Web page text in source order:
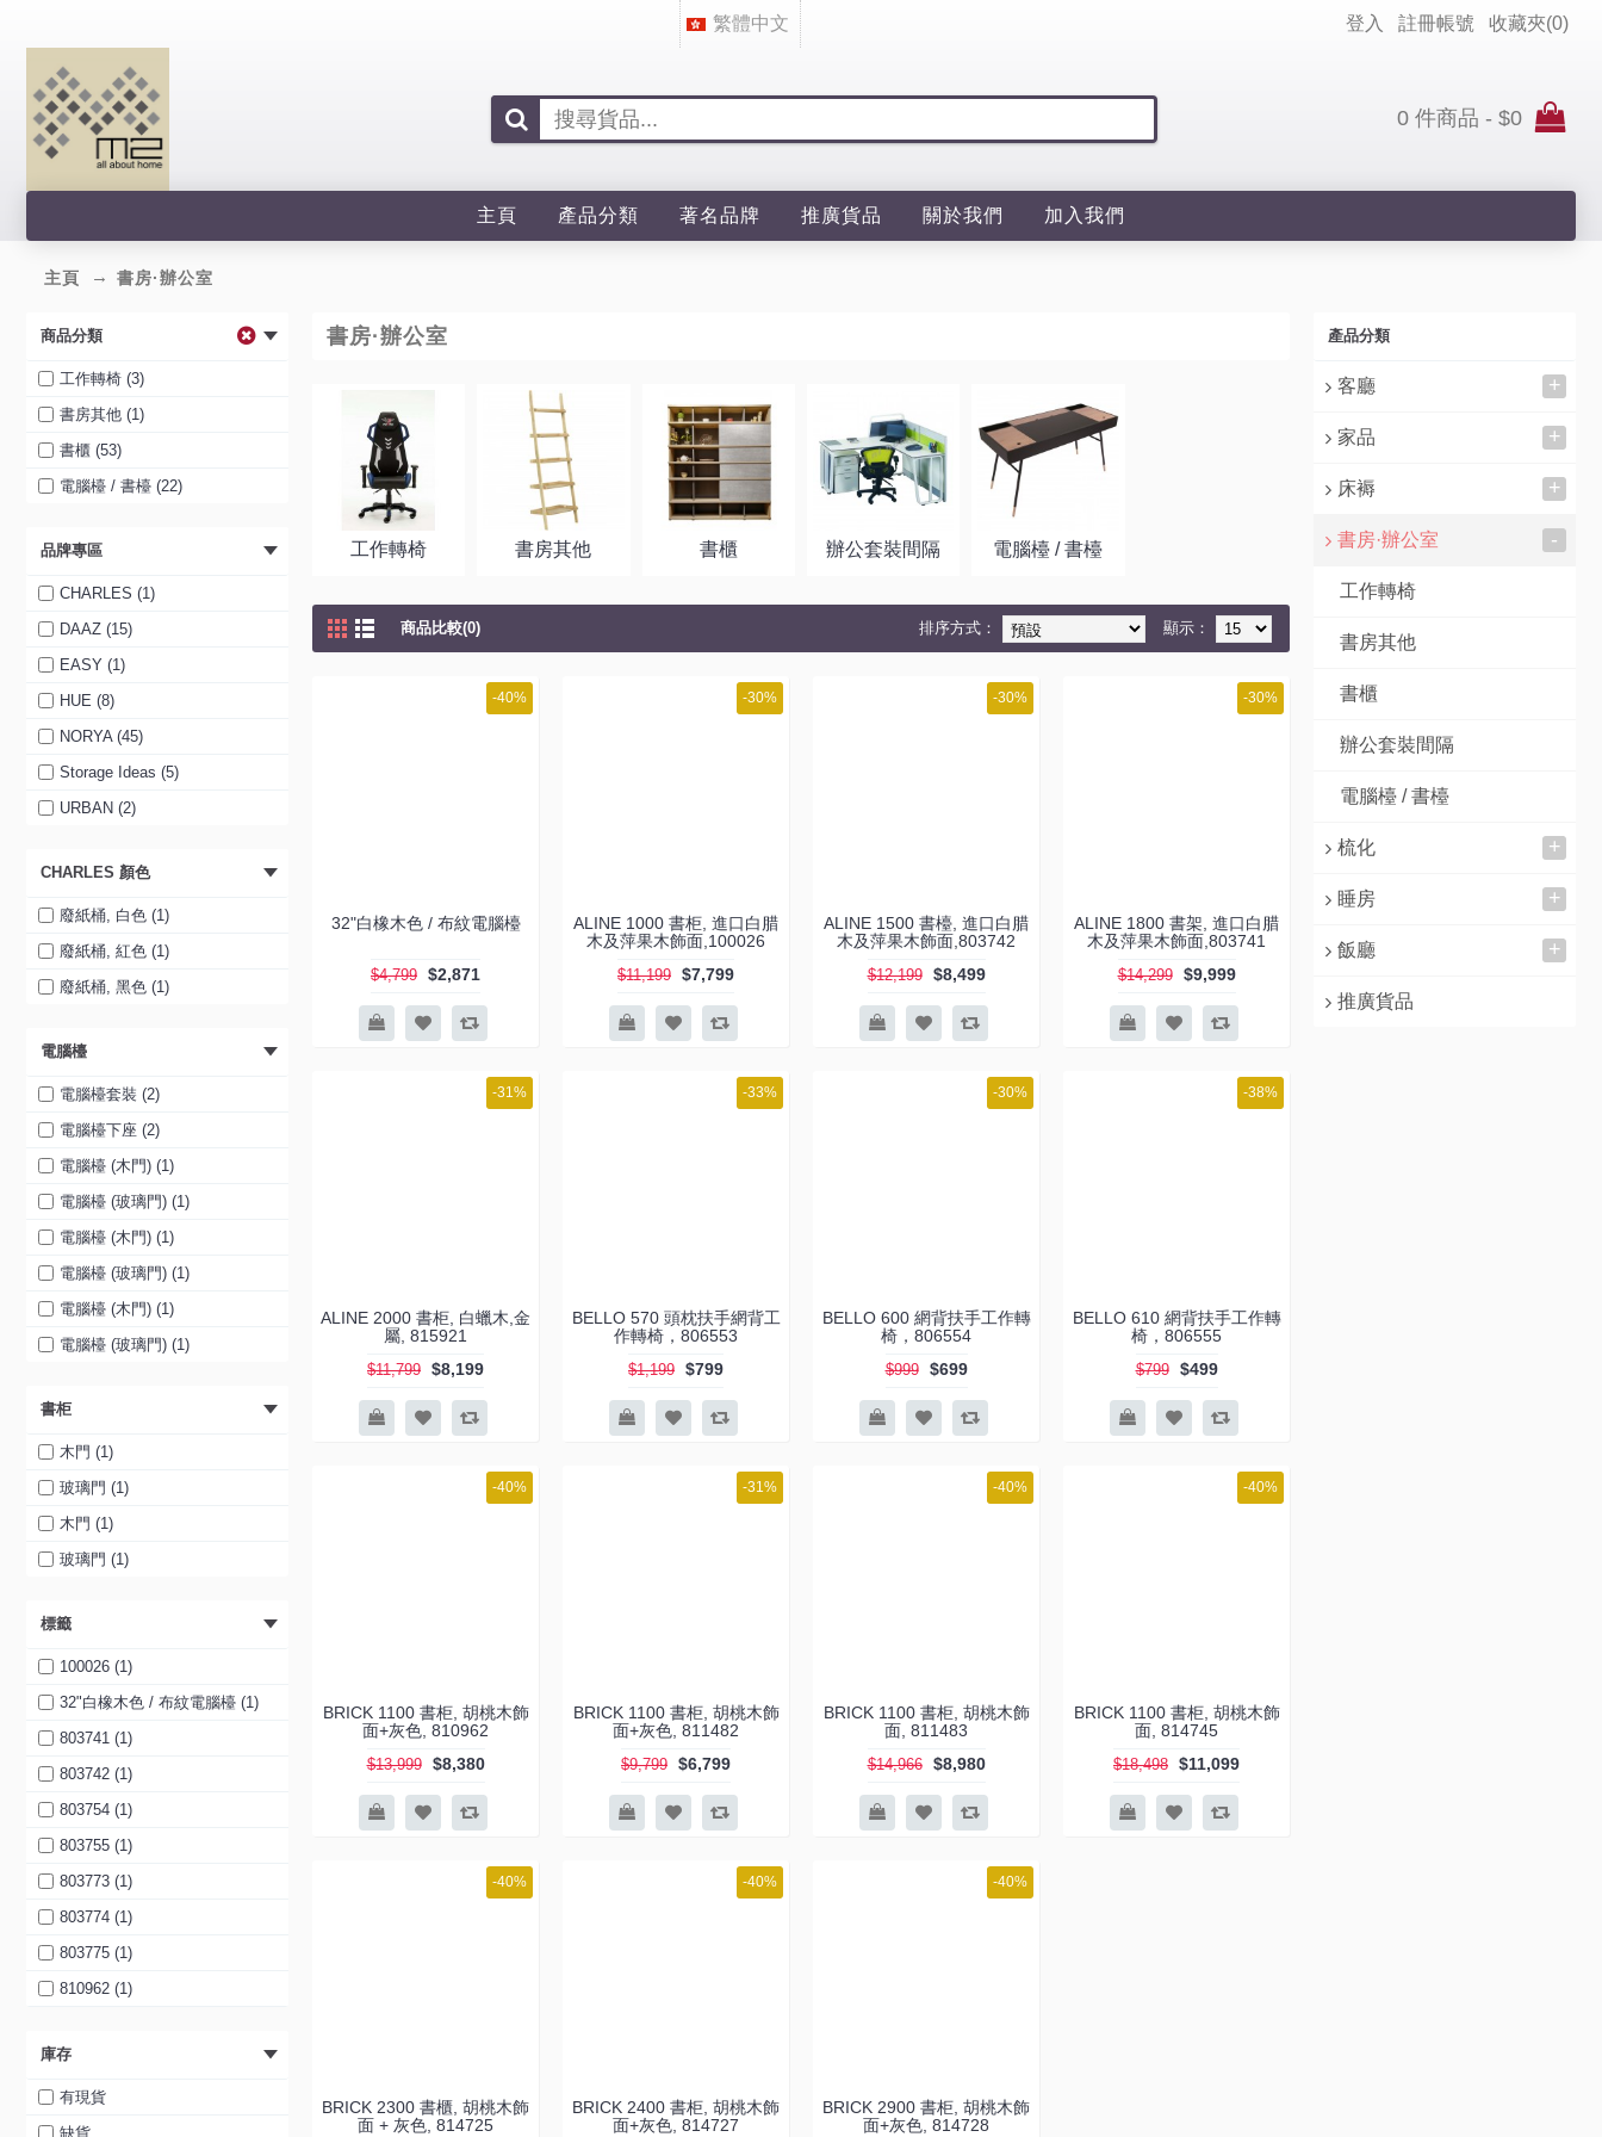
繁體中文 登入 註冊帳號 收藏夾(0)
0 件商品 - $0
主頁 產品分類 著名品牌 推廣貨品 關於我們 加入我們
主頁 書房·辦公室
商品分類
工作轉椅 (3)
書房其他 (1)
書櫃 (53)
電腦檯 / 書檯 (22)
品牌專區
CHARLES (1)
DAAZ (15)
EASY (1)
HUE (8)
NORYA (45)
Storage Ideas (5)
URBAN (2)
CHARLES 顏色
廢紙桶, 白色 (1)
廢紙桶, 紅色 (1)
廢紙桶, 黑色 (1)
電腦檯
電腦檯套裝 (2)
電腦檯下座 (2)
電腦檯 (木門) (1)
電腦檯 (玻璃門) (1)
電腦檯 (木門) (1)
電腦檯 (玻璃門) (1)
電腦檯 (木門) (1)
電腦檯 (玻璃門) (1)
書柜
木門 (1)
玻璃門 (1)
木門 (1)
玻璃門 (1)
標籤
100026 (1)
32"白橡木色 / 布紋電腦檯 (1)
803741 (1)
803742 (1)
803754 (1)
803755 (1)
803773 (1)
803774 (1)
803775 (1)
810962 (1)
811483 (1)
811814 (1)
813749 (1)
庫存
有現貨
缺貨
產品分類
客廳 +
家品 +
床褥 +
書房·辦公室 -
工作轉椅
書房其他
書櫃
辦公套裝間隔
電腦檯 / 書檯
梳化 +
睡房 +
飯廳 +
推廣貨品
書房·辦公室
工作轉椅 書房其他 書櫃 辦公套裝間隔 電腦檯 / 書檯
商品比較(0) 顯示：
排序方式：
-40%
32"白橡木色 / 布紋電腦檯
$4,799 $2,871
-30%
ALINE 1000 書柜, 進口白腊
木及萍果木飾面,100026
$11,199 $7,799
-30%
ALINE 1500 書檯, 進口白腊
木及萍果木飾面,803742
$12,199 $8,499
-30%
ALINE 1800 書架, 進口白腊
木及萍果木飾面,803741
$14,299 $9,999
-31%
ALINE 2000 書柜, 白蠟木,金
屬, 815921
$11,799 $8,199
-33%
BELLO 570 頭枕扶手網背工
作轉椅，806553
$1,199 $799
-30%
BELLO 600 網背扶手工作轉
椅，806554
$999 $699
-38%
BELLO 610 網背扶手工作轉
椅，806555
$799 $499
-40%
BRICK 1100 書柜, 胡桃木飾
面+灰色, 810962
$13,999 $8,380
-31%
BRICK 1100 書柜, 胡桃木飾
面+灰色, 811482
$9,799 $6,799
-40%
BRICK 1100 書柜, 胡桃木飾
面, 811483
$14,966 $8,980
-40%
BRICK 1100 書柜, 胡桃木飾
面, 814745
$18,498 $11,099
-40%
BRICK 2300 書櫃, 胡桃木飾
面 + 灰色, 814725
-40%
BRICK 2400 書柜, 胡桃木飾
面+灰色, 814727
-40%
BRICK 2900 書柜, 胡桃木飾
面+灰色, 814728